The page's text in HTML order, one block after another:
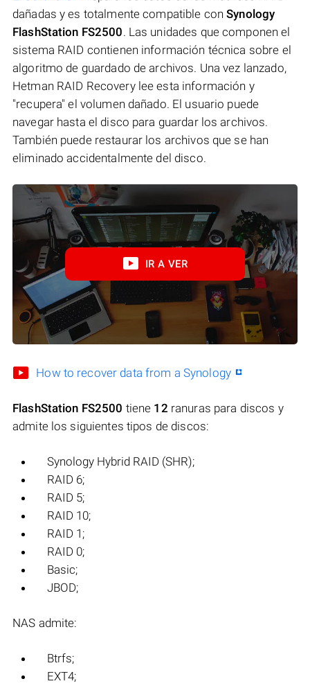
dañadas y es totalmente compatible conSynology
FlashStation FS2500. Las unidades que componen el
sistema RAID contienen información técnica sobre el
algoritmo de guardado de archivos. Una vez lanzado,
Hetman RAID Recovery lee esta información y
"recupera" el volumen dañado. El usuario puede
navegar hasta el disco para guardar los archivos.
También puede restaurar los archivos que se han
eliminado accidentalmente del disco.
IR A VER
How to recover data from a Synology
FlashStation FS2500 tiene 12 ranuras para discos y
admite los siguientes tipos de discos:
Synology Hybrid RAID (SHR);
RAID 6;
RAID 5;
RAID 10;
RAID 1;
RAID 0;
Basic;
JBOD;
NAS admite:
Btrfs;
EXT4;